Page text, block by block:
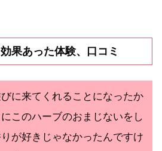
果あった体験、口コミ
に来てくれることになったか
このハーブのおまじないをし
が好きじゃなかったんですけ